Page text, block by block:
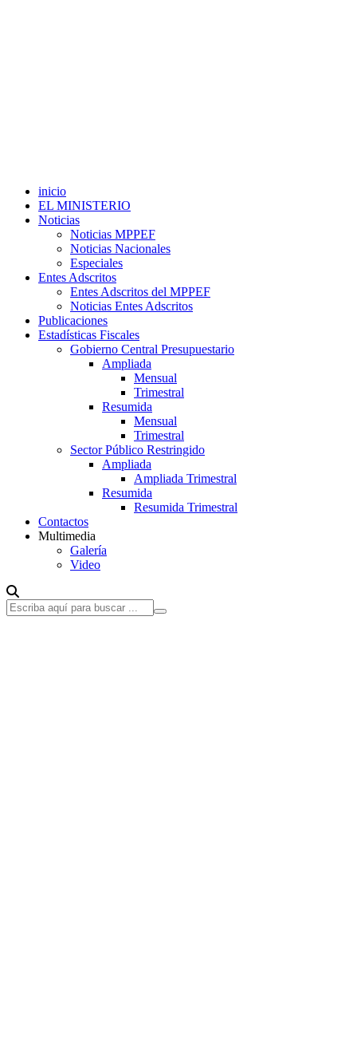
inicio
EL MINISTERIO
Noticias
Noticias MPPEF
Noticias Nacionales
Especiales
Entes Adscritos
Entes Adscritos del MPPEF
Noticias Entes Adscritos
Publicaciones
Estadísticas Fiscales
Gobierno Central Presupuestario
Ampliada
Mensual
Trimestral
Resumida
Mensual
Trimestral
Sector Público Restringido
Ampliada
Ampliada Trimestral
Resumida
Resumida Trimestral
Contactos
Multimedia
Galería
Video